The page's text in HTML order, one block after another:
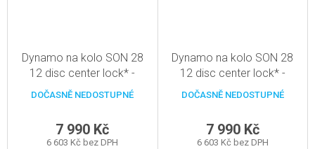
Dynamo na kolo SON 28
12 disc center lock* -
černá - 24d, pevná osa
DOČASNĚ NEDOSTUPNÉ
6 603 Kč bez DPH
7 990 Kč
Dynamo na kolo SON 28
12 disc center lock* -
černá - 28d, pevná osa
DOČASNĚ NEDOSTUPNÉ
6 603 Kč bez DPH
7 990 Kč